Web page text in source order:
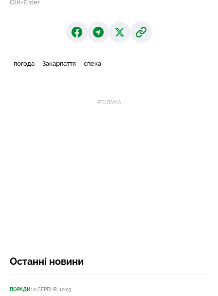
Ctrl+Enter
погода Закарпаття спека
РЕКЛАМА
Останні новини
ПОРАДИ10 СЕРПНЯ, 10:03